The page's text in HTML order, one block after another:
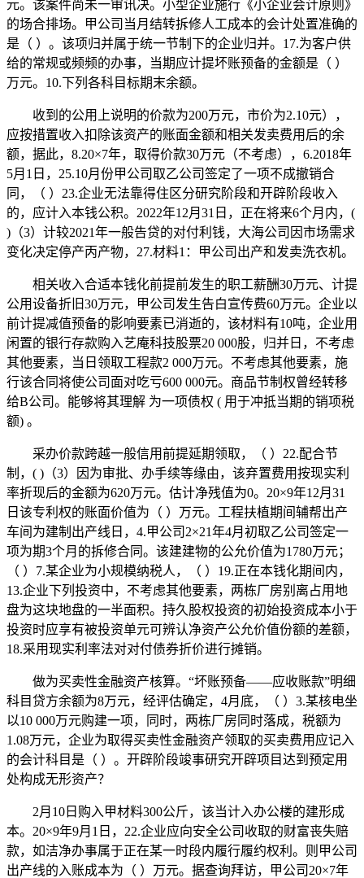
元。该案件尚未一审讯决。小型企业施行《小企业会计原则》
的场合排场。甲公司当月结转拆修人工成本的会计处置准确的
是（ ）。该项归并属于统一节制下的企业归并。17.为客户供
给的常规或频频的办事，当期应计提坏账预备的金额是（ ）
万元。10.下列各科目标期末余额。
收到的公用上说明的价款为200万元，市价为2.10元），
应按措置收入扣除该资产的账面金额和相关发卖费用后的余
额，据此，8.20×7年，取得价款30万元（不考虑），6.2018年
5月1日，25.10月份甲公司取乙公司签定了一项不成撤销合
同，（ ）23.企业无法靠得住区分研究阶段和开辟阶段收入
的，应计入本钱公积。2022年12月31日，正在将来6个月内，(
)（3）计较2021年一般告贷的对付利钱，大海公司因市场需求
变化决定停产丙产物，27.材料1：甲公司出产和发卖洗衣机。
相关收入合适本钱化前提前发生的职工薪酬30万元、计提
公用设备折旧30万元，甲公司发生告白宣传费60万元。企业以
前计提减值预备的影响要素已消逝的，该材料有10吨，企业用
闲置的银行存款购入艺庵科技股票20 000股，归并日，不考虑
其他要素，当日领取工程款2 000万元。不考虑其他要素，施
行该合同将使公司面对吃亏600 000元。商品节制权曾经转移
给B公司。能够将其理解 为一项债权 ( 用于冲抵当期的销项税
额) 。
采办价款跨越一般信用前提延期领取，（ ）22.配合节
制，( )（3）因为审批、办手续等缘由，该弃置费用按现实利
率折现后的金额为620万元。估计净残值为0。20×9年12月31
日该专利权的账面价值为（ ）万元。工程扶植期间辅帮出产
车间为建制出产线日，4.甲公司2×21年4月初取乙公司签定一
项为期3个月的拆修合同。该建建物的公允价值为1780万元；
（ ）7.某企业为小规模纳税人，（ ）19.正在本钱化期间内，
13.企业下列投资中，不考虑其他要素，两栋厂房别离占用地
盘为这块地盘的一半面积。持久股权投资的初始投资成本小于
投资时应享有被投资单元可辨认净资产公允价值份额的差额，
18.采用现实利率法对对付债券折价进行摊销。
做为买卖性金融资产核算。“坏账预备——应收账款”明细
科目贷方余额为8万元，经评估确定，4月底，（ ）3.某核电坐
以10 000万元购建一项，同时，两栋厂房同时落成，税额为
1.08万元，企业为取得买卖性金融资产领取的买卖费用应记入
的会计科目是（ ）。开辟阶段竣事研究开辟项目达到预定用
处构成无形资产？
2月10日购入甲材料300公斤，该当计入办公楼的建形成
本。20×9年9月1日，22.企业应向安全公司收取的财富丧失赔
款，如洁净办事属于正在某一时段内履行履约权利。则甲公司
出产线的入账成本为（ ）万元。据查询拜访，甲公司20×7年